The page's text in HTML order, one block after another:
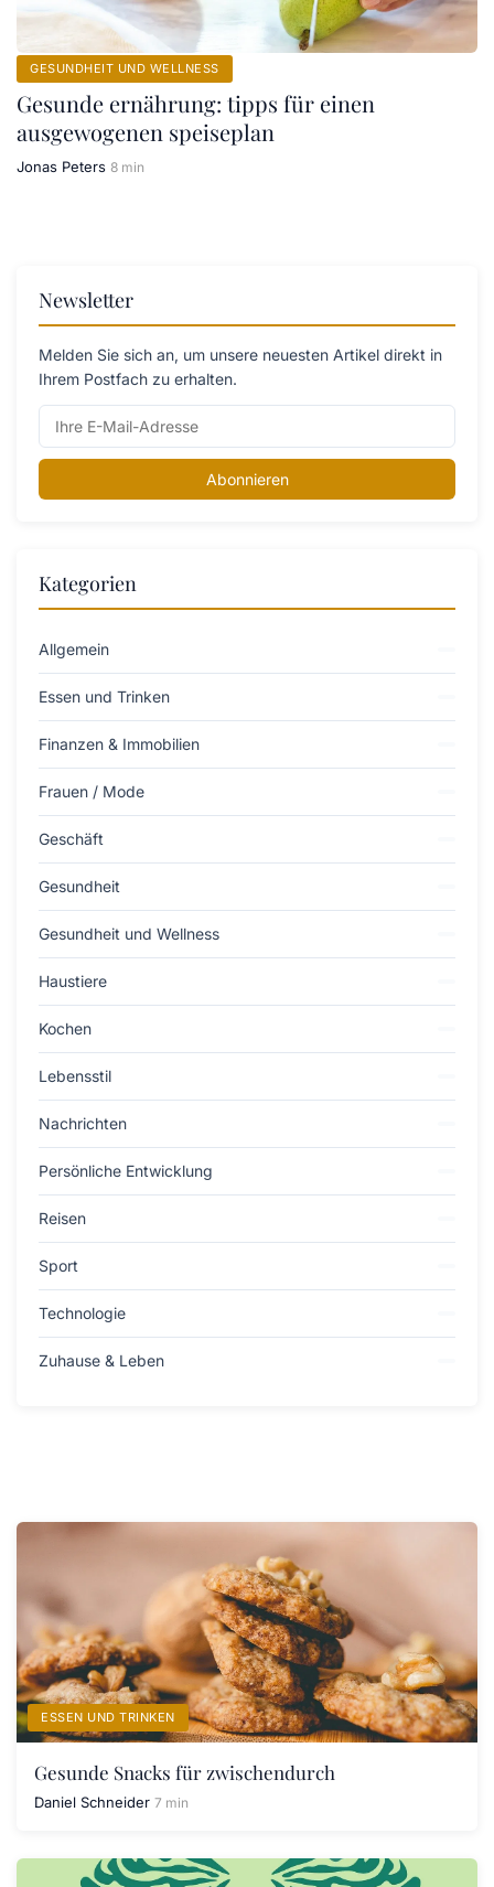
GESUNDHEIT UND WELLNESS
Gesunde ernährung: tipps für einen
ausgewogenen speiseplan
Jonas Peters 8 min
Newsletter
Melden Sie sich an, um unsere neuesten Artikel direkt in
Ihrem Postfach zu erhalten.
Abonnieren
Kategorien
Allgemein
Essen und Trinken
Finanzen & Immobilien
Frauen / Mode
Geschäft
Gesundheit
Gesundheit und Wellness
Haustiere
Kochen
Lebensstil
Nachrichten
Persönliche Entwicklung
Reisen
Sport
Technologie
Zuhause & Leben
ESSEN UND TRINKEN
Gesunde Snacks für zwischendurch
Daniel Schneider 7 min